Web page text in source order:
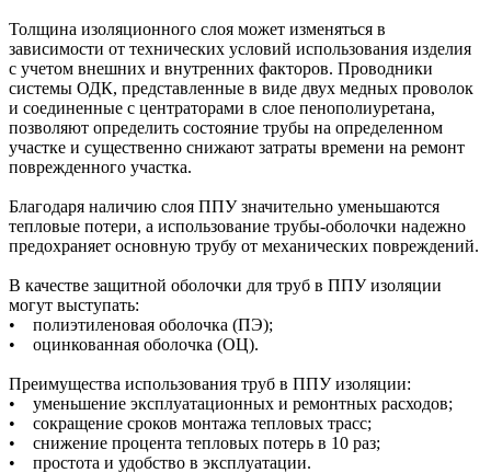
Толщина изоляционного слоя может изменяться в
зависимости от технических условий использования изделия
с учетом внешних и внутренних факторов. Проводники
системы ОДК, представленные в виде двух медных проволок
и соединенные с центраторами в слое пенополиуретана,
позволяют определить состояние трубы на определенном
участке и существенно снижают затраты времени на ремонт
поврежденного участка.
Благодаря наличию слоя ППУ значительно уменьшаются
тепловые потери, а использование трубы-оболочки надежно
предохраняет основную трубу от механических повреждений.
В качестве защитной оболочки для труб в ППУ изоляции
могут выступать:
• полиэтиленовая оболочка (ПЭ);
• оцинкованная оболочка (ОЦ).
Преимущества использования труб в ППУ изоляции:
• уменьшение эксплуатационных и ремонтных расходов;
• сокращение сроков монтажа тепловых трасс;
• снижение процента тепловых потерь в 10 раз;
• простота и удобство в эксплуатации.